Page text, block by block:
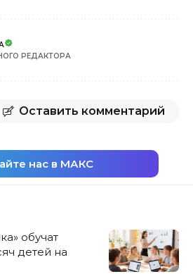
РЕДАКТОРА
Оставить комментарий
нас в МАКС
обучат
детей на